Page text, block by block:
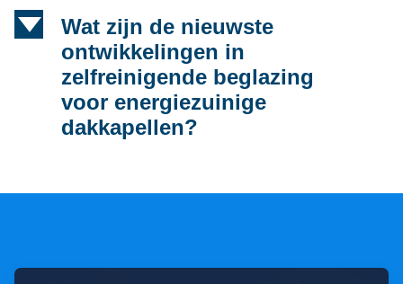
d
Wat zijn de nieuwste
ontwikkelingen in
zelfreinigende beglazing
voor energiezuinige
dakkapellen?